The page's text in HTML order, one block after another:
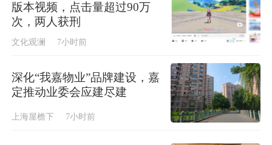
版本视频，点击量超过90万
次，两人获刑
文化观澜 7小时前
深化“我嘉物业”品牌建设，嘉
定推动业委会应建尽建
上海屋檐下 7小时前